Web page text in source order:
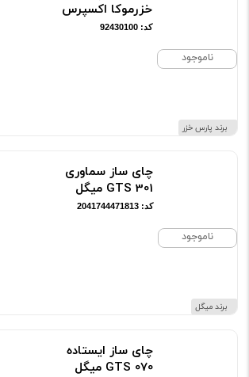
ناموجود
برند پارس خزر
خزرموکا اکسپرس
کد: 92430100
ناموجود
برند میگل
چای ساز سماوری
GTS 301 میگل
کد: 2041744471813
چای ساز ایستاده
GTS 070 میگل